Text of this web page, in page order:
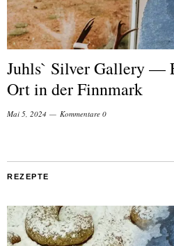
Juhls` Silver Gallery —
Ort in der Finnmark
Mai 5, 2024 Kommentare 0
REZEPTE